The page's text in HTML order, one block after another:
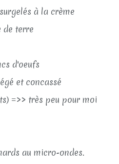
à la crème
de terre
d'oeufs
et concassé
=>> très peu pour moi
au micro-ondes.